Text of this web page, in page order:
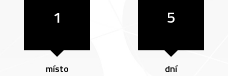
1
místo
5
dní